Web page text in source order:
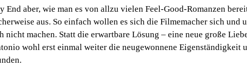
End aber, wie man es von allzu vielen Feel-Good-Romanzen
aus. So einfach wollen es sich die Filmemacher sich und
nicht machen. Statt die erwartbare Lösung – eine neue große
wohl erst einmal weiter die neugewonnene Eigenständigkeit